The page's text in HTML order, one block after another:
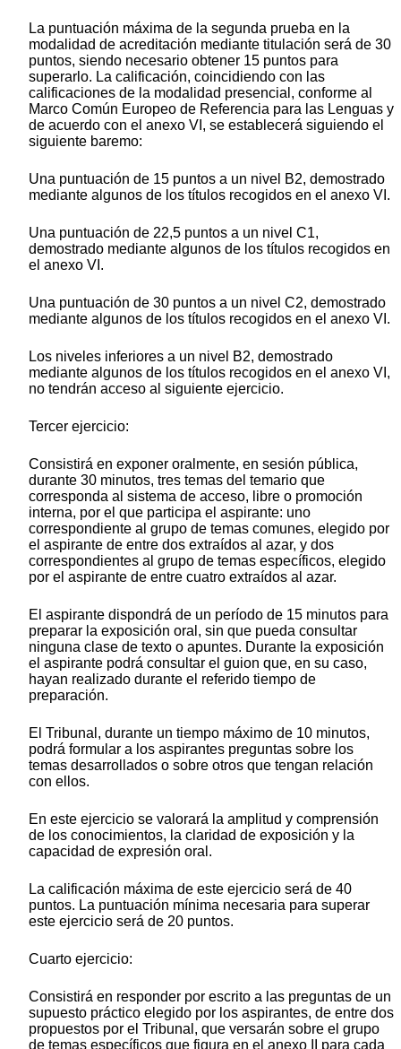
La puntuación máxima de la segunda prueba en la
modalidad de acreditación mediante titulación será de 30
puntos, siendo necesario obtener 15 puntos para
superarlo. La calificación, coincidiendo con las
calificaciones de la modalidad presencial, conforme al
Marco Común Europeo de Referencia para las Lenguas y
de acuerdo con el anexo VI, se establecerá siguiendo el
siguiente baremo:
Una puntuación de 15 puntos a un nivel B2, demostrado
mediante algunos de los títulos recogidos en el anexo VI.
Una puntuación de 22,5 puntos a un nivel C1,
demostrado mediante algunos de los títulos recogidos en
el anexo VI.
Una puntuación de 30 puntos a un nivel C2, demostrado
mediante algunos de los títulos recogidos en el anexo VI.
Los niveles inferiores a un nivel B2, demostrado
mediante algunos de los títulos recogidos en el anexo VI,
no tendrán acceso al siguiente ejercicio.
Tercer ejercicio:
Consistirá en exponer oralmente, en sesión pública,
durante 30 minutos, tres temas del temario que
corresponda al sistema de acceso, libre o promoción
interna, por el que participa el aspirante: uno
correspondiente al grupo de temas comunes, elegido por
el aspirante de entre dos extraídos al azar, y dos
correspondientes al grupo de temas específicos, elegido
por el aspirante de entre cuatro extraídos al azar.
El aspirante dispondrá de un período de 15 minutos para
preparar la exposición oral, sin que pueda consultar
ninguna clase de texto o apuntes. Durante la exposición
el aspirante podrá consultar el guion que, en su caso,
hayan realizado durante el referido tiempo de
preparación.
El Tribunal, durante un tiempo máximo de 10 minutos,
podrá formular a los aspirantes preguntas sobre los
temas desarrollados o sobre otros que tengan relación
con ellos.
En este ejercicio se valorará la amplitud y comprensión
de los conocimientos, la claridad de exposición y la
capacidad de expresión oral.
La calificación máxima de este ejercicio será de 40
puntos. La puntuación mínima necesaria para superar
este ejercicio será de 20 puntos.
Cuarto ejercicio:
Consistirá en responder por escrito a las preguntas de un
supuesto práctico elegido por los aspirantes, de entre dos
propuestos por el Tribunal, que versarán sobre el grupo
de temas específicos que figura en el anexo II para cada